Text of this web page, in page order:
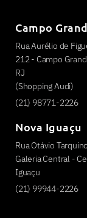
Campo
Rua Aurélio de
212 - Campo
RJ
(Shopping Audi)
(21) 98771-2226
Nova Iguaçu
Rua Otávio
Galeria Central -
Iguaçu
(21) 99944-2226